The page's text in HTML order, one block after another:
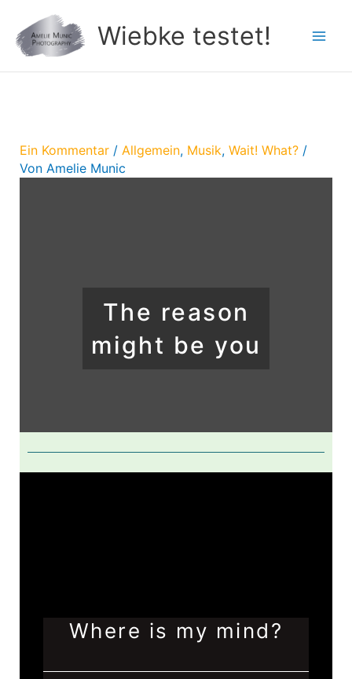
Inhalt
springen
Wiebke testet!
Ein Kommentar / Allgemein, Musik, Wait! What?/
Von Amelie Munic
The reason
might be you
Where is my mind?